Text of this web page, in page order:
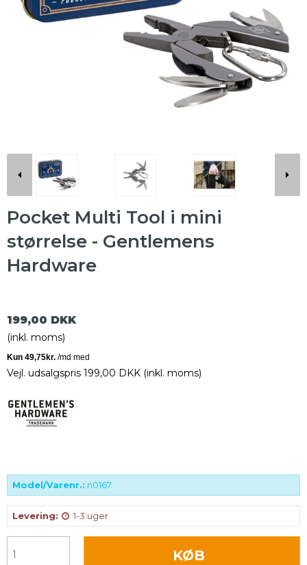
Pocket Multi Tool i mini
størrelse - Gentlemens
Hardware
199,00 DKK
(inkl. moms)
Vejl. udsalgspris 199,00 DKK (inkl. moms)
Model/Varenr.: n0167
Levering: 1-3 uger
KØB